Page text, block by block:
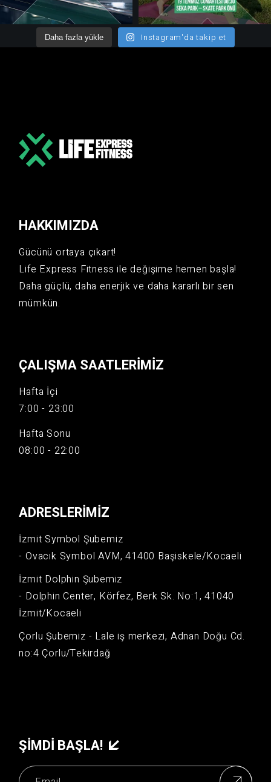
Daha fazla yükle Instagram'da takip et
HAKKIMIZDA
Gücünü ortaya çıkart!
Life Express Fitness ile değişime hemen başla!
Daha güçlü, daha enerjik ve daha kararlı bir sen
mümkün.
ÇALIŞMA SAATLERIMIZ
Hafta İçi
7:00 - 23:00
Hafta Sonu
08:00 - 22:00
ADRESLERIMIZ
İzmit Symbol Şubemiz
- Ovacık Symbol AVM, 41400 Başiskele/Kocaeli
İzmit Dolphin Şubemiz
- Dolphin Center, Körfez, Berk Sk. No:1, 41040
İzmit/Kocaeli
Çorlu Şubemiz - Lale iş merkezi, Adnan Doğu Cd.
no:4 Çorlu/Tekirdağ
ŞIMDI BAŞLA!